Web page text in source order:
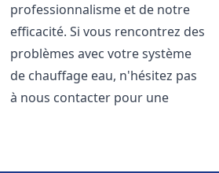
professionnalisme et de notre
efficacité. Si vous rencontrez des
problèmes avec votre système
de chauffage eau, n'hésitez pas
à nous contacter pour une